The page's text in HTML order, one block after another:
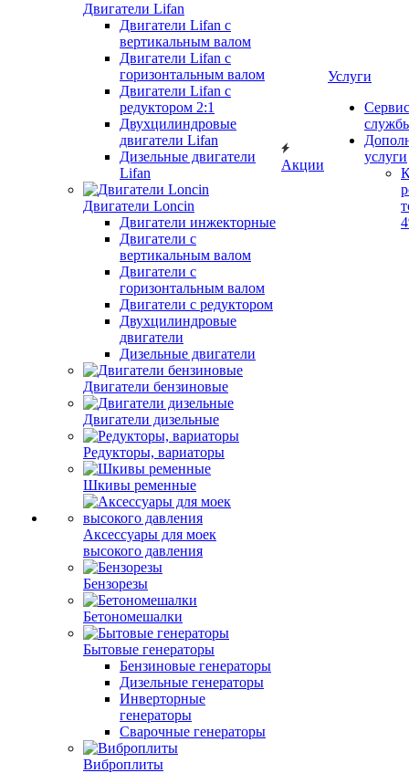
Двигатели Lifan
Двигатели Lifan с
вертикальным валом
Двигатели Lifan с
горизонтальным валом
Двигатели Lifan с
редуктором 2:1
Двухцилиндровые
двигатели Lifan
Дизельные двигатели
Lifan
Двигатели Loncin
Двигатели инжекторные
Двигатели с
вертикальным валом
Двигатели с
горизонтальным валом
Двигатели с редуктором
Двухцилиндровые
двигатели
Дизельные двигатели
Двигатели бензиновые
Двигатели дизельные
Редукторы, вариаторы
Шкивы ременные
Аксессуары для моек
высокого давления
Бензорезы
Бетономешалки
Бытовые генераторы
Бензиновые генераторы
Дизельные генераторы
Инверторные
генераторы
Сварочные генераторы
Виброплиты
Акции
Услуги
услуги